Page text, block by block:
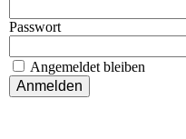
Passwort
Angemeldet bleiben